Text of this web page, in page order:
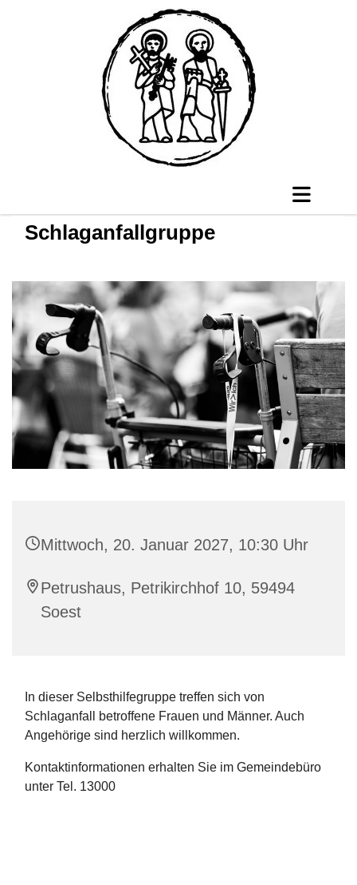
Schlaganfallgruppe
Mittwoch, 20. Januar 2027, 10:30 Uhr
Petrushaus, Petrikirchhof 10, 59494
Soest
In dieser Selbsthilfegruppe treffen sich von
Schlaganfall betroffene Frauen und Männer. Auch
Angehörige sind herzlich willkommen.
Kontaktinformationen erhalten Sie im Gemeindebüro
unter Tel. 13000